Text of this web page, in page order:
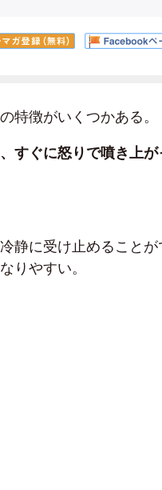
特徴がいくつかある。
すぐに怒りで噴き上が
静に受け止めることが
りやすい。